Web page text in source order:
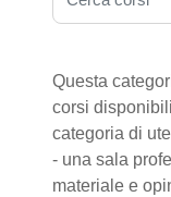
Questa
corsi
categoria di
- una sala
materiale e